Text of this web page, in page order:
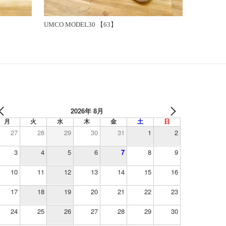
UMCO MODEL30 【63】
2026年 8月
月 火 水 木 金 土 日
27 28 29 30 31 1 2
3 4 5 6 7 8 9
10 11 12 13 14 15 16
17 18 19 20 21 22 23
24 25 26 27 28 29 30